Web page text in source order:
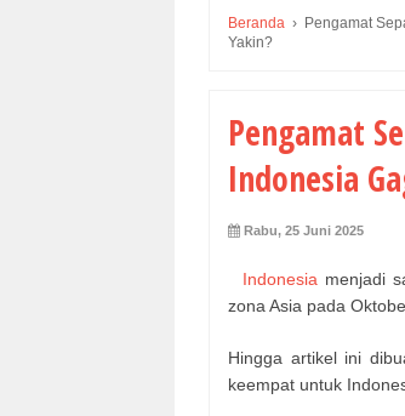
Beranda › Pengamat
Yakin?
Pengamat
Indonesia
Rabu, 25 Juni 2025
Indonesia menjadi
zona Asia pada
Hingga artikel ini
keempat untuk